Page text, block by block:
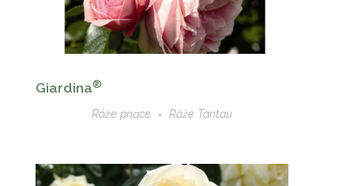
Giardina®
Róże pnące Róże Tantau